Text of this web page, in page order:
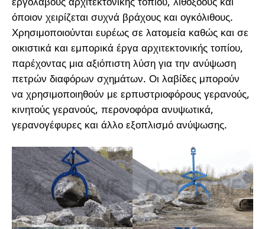
όποιον χειρίζεται συχνά βράχους και ογκόλιθους.
Χρησιμοποιούνται ευρέως σε λατομεία καθώς και σε
οικιστικά και εμπορικά έργα αρχιτεκτονικής τοπίου,
παρέχοντας μια αξιόπιστη λύση για την ανύψωση
πετρών διαφόρων σχημάτων. Οι λαβίδες μπορούν
να χρησιμοποιηθούν με ερπυστριοφόρους γερανούς,
κινητούς γερανούς, περονοφόρα ανυψωτικά,
γερανογέφυρες και άλλο εξοπλισμό ανύψωσης.